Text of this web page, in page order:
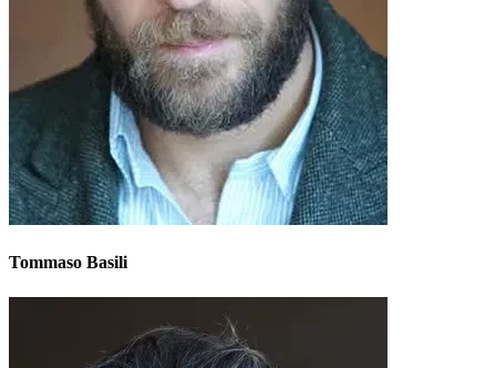
Tommaso Basili